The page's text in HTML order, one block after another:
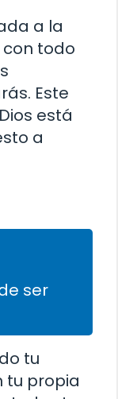
a la
todo
Este
está
a
ser
tu
tu propia